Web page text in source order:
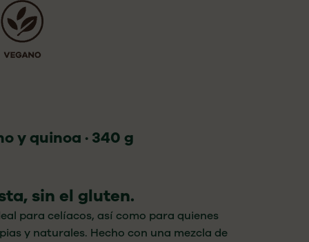
y quinoa · 340 g
sin el gluten.
para celíacos, así como para quienes
y naturales. Hecho con una mezcla de